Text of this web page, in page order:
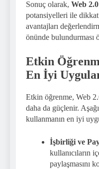
Sonuç olarak, Web
potansiyelleri ile dikkat
avantajları
önünde bulundurması
Etkin
En İyi
Etkin öğrenme, Web
daha da güçlenir.
kullanmanın en iyi
İşbirliği ve
kullanıcıların
paylaşmasını